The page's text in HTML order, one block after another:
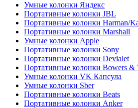
Умные колонки Яндекс
Портативные колонки JBL
Портативные колонки Harman/
Портативные колонки Marshall
Умные колонки Apple
Портативные колонки Sony
Портативные колонки Devialet
Портативные колонки Bowers &
Умные колонки VK Капсула
Умные колонки Sber
Портативные колонки Beats
Портативные колонки Anker